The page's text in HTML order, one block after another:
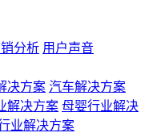
分析 用户声音
决方案 汽车解决方案
解决方案 母婴行业解决
业解决方案